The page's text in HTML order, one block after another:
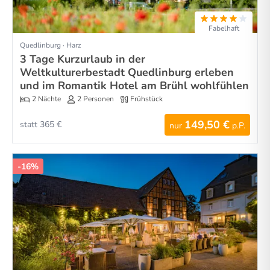
Fabelhaft
Quedlinburg · Harz
3 Tage Kurzurlaub in der
Weltkulturerbestadt Quedlinburg erleben
und im Romantik Hotel am Brühl wohlfühlen
2 Nächte 2 Personen Frühstück
nur 149,50 € p.P.
statt 365 €
-16%